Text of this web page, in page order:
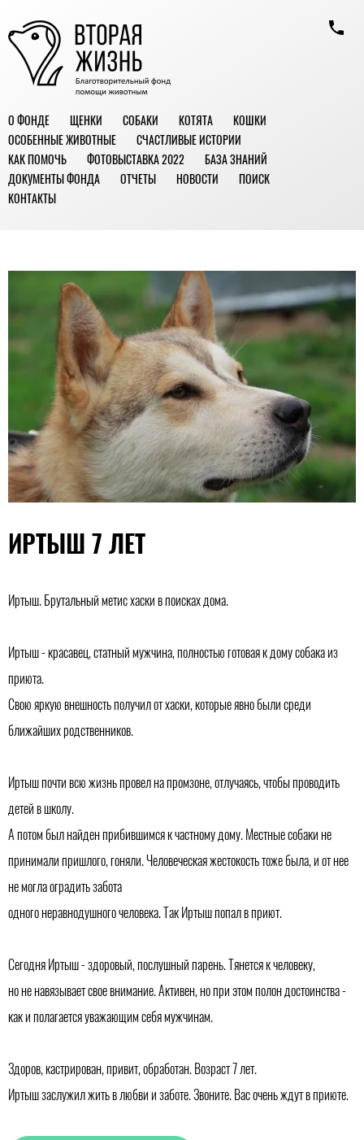
О ФОНДЕ ЩЕНКИ СОБАКИ КОТЯТА
КОШКИ
ОСОБЕННЫЕ ЖИВОТНЫЕ
СЧАСТЛИВЫЕ ИСТОРИИ
КАК ПОМОЧЬ
ФОТОВЫСТАВКА 2022
БАЗА ЗНАНИЙ
ДОКУМЕНТЫ ФОНДА
ОТЧЕТЫ НОВОСТИ
ПОИСК
КОНТАКТЫ
ИРТЫШ 7 ЛЕТ
Иртыш. Брутальный метис хаски в поисках дома.
Иртыш - красавец, статный мужчина, полностью готовая к дому собака из
приюта.
Свою яркую внешность получил от хаски, которые явно были среди
ближайших родственников.
Иртыш почти всю жизнь провел на промзоне, отлучаясь, чтобы проводить
детей в школу.
А потом был найден прибившимся к частному дому. Местные собаки не
принимали пришлого, гоняли. Человеческая жестокость тоже была, и от нее
не могла оградить забота
одного неравнодушного человека. Так Иртыш попал в приют.
Сегодня Иртыш - здоровый, послушный парень. Тянется к человеку,
но не навязывает свое внимание. Активен, но при этом полон достоинства -
как и полагается уважающим себя мужчинам.
Здоров, кастрирован, привит, обработан. Возраст 7 лет.
Иртыш заслужил жить в любви и заботе. Звоните. Вас очень ждут в приюте.